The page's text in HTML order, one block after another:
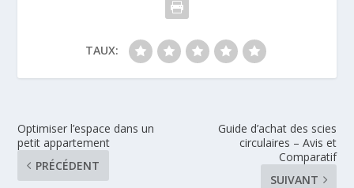
TAUX:
Optimiser l’espace dans un
petit appartement
PRÉCÉDENT
Guide d’achat des scies
circulaires – Avis et
Comparatif
SUIVANT